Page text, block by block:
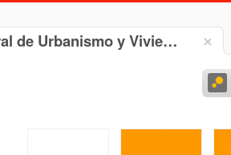
de Urbanismo y Vivie…